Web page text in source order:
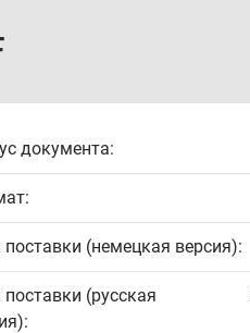
документа:
поставки (немецкая версия):
поставки (русская